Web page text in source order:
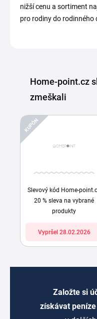
nižší cenu a sortiment
pro rodiny do rodinného
Home-point.cz
zmeškali
KUPÓN
Slevový kód Home-
20 % sleva na vybrané
produkty
Vypršel 28.02.2026
Založte si
získávat